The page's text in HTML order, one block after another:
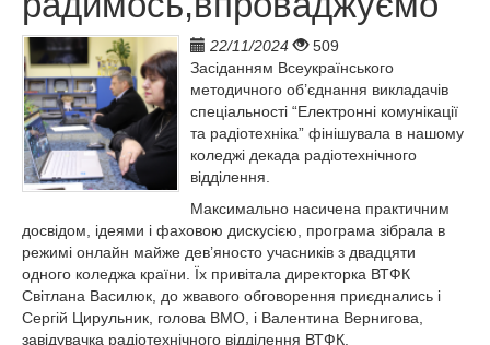
22/11/2024
509
Засіданням Всеукраїнського
методичного об’єднання викладачів
спеціальності “Електронні комунікації
та радіотехніка” фінішувала в нашому
коледжі декада радіотехнічного
відділення.
Максимально насичена практичним
досвідом, ідеями і фаховою дискусією, програма зібрала в
режимі онлайн майже дев’яносто учасників з двадцяти
одного коледжа країни. Їх привітала директорка ВТФК
Світлана Василюк, до жвавого обговорення приєднались і
Сергій Цирульник, голова ВМО, і Валентина Вернигова,
завідувачка радіотехнічного відділення ВТФК.